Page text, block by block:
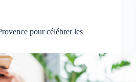
pour célébrer les